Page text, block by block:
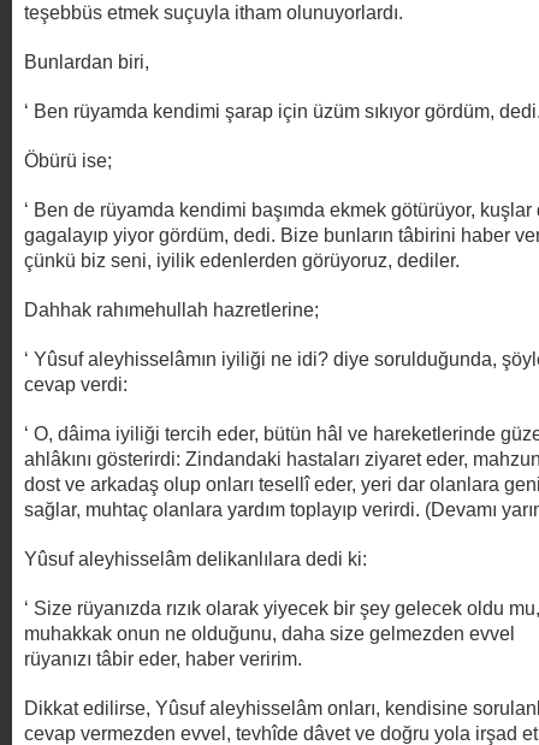
teşebbüs etmek suçuyla itham olunuyorlardı.
Bunlardan biri,
‘ Ben rüyamda kendimi şarap için üzüm sıkıyor gördüm,
Öbürü ise;
‘ Ben de rüyamda kendimi başımda ekmek götürüyor, kuşlar
gagalayıp yiyor gördüm, dedi. Bize bunların tâbirini haber
çünkü biz seni, iyilik edenlerden görüyoruz, dediler.
Dahhak rahımehullah hazretlerine;
‘ Yûsuf aleyhisselâmın iyiliği ne idi? diye sorulduğunda,
cevap verdi:
‘ O, dâima iyiliği tercih eder, bütün hâl ve hareketlerinde
ahlâkını gösterirdi: Zindandaki hastaları ziyaret eder,
dost ve arkadaş olup onları tesellî eder, yeri dar olanlara
sağlar, muhtaç olanlara yardım toplayıp verirdi. (Devamı
Yûsuf aleyhisselâm delikanlılara dedi ki:
‘ Size rüyanızda rızık olarak yiyecek bir şey gelecek oldu
muhakkak onun ne olduğunu, daha size gelmezden evvel
rüyanızı tâbir eder, haber veririm.
Dikkat edilirse, Yûsuf aleyhisselâm onları, kendisine
cevap vermezden evvel, tevhîde dâvet ve doğru yola irşad